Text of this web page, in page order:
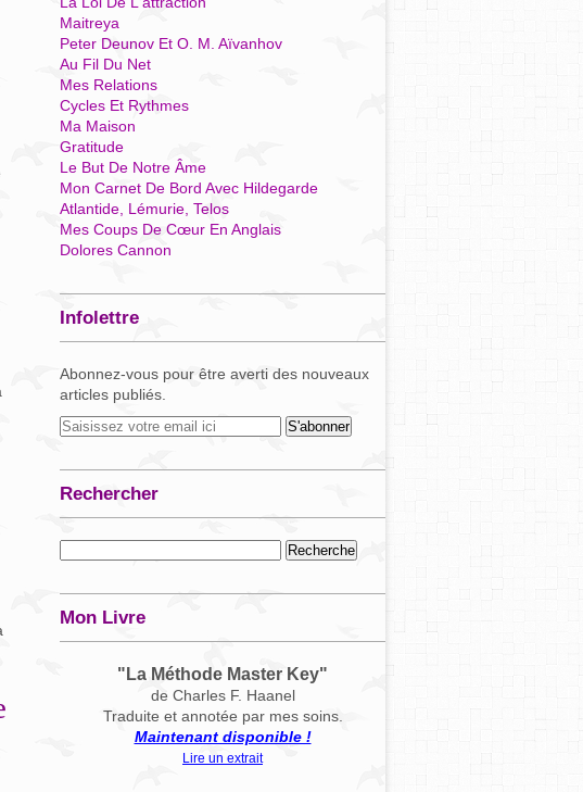
Maitreya
Peter Deunov Et O. M. Aïvanhov
Au Fil Du Net
Mes Relations
Cycles Et Rythmes
Ma Maison
Gratitude
Le But De Notre Âme
Mon Carnet De Bord Avec Hildegarde
Atlantide, Lémurie, Telos
Mes Coups De Cœur En Anglais
Dolores Cannon
Infolettre
Abonnez-vous pour être averti des nouveaux
articles publiés.
Rechercher
Mon Livre
"La Méthode Master Key"
de Charles F. Haanel
Traduite et annotée par mes soins.
Maintenant disponible !
Lire un extrait